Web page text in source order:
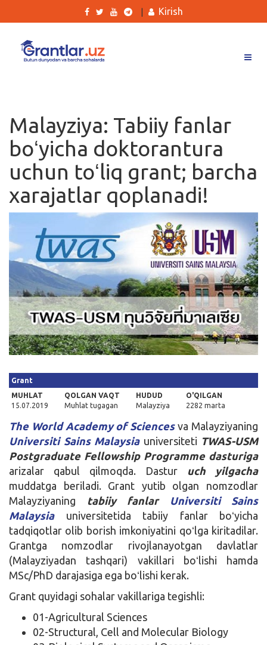
Ishlar
Kurslar
Blog
Yana
Qidirish
Kirish
Kirish
Malayziya: Tabiiy fanlar
boʻyicha doktorantura
uchun toʻliq grant; barcha
xarajatlar qoplanadi!
Grant
MUHLAT
15.07.2019
QOLGAN VAQT
Muhlat tugagan
HUDUD
Malayziya
O'QILGAN
2282 marta
The World Academy of Sciencesva Malayziyaning
Universiti Sains Malaysia universiteti TWAS-USM
Postgraduate Fellowship Programme dasturiga
arizalar qabul qilmoqda. Dastur uch yilgacha
muddatga beriladi. Grant yutib olgan nomzodlar
Malayziyaning
tabiiy fanlar
Universiti Sains
Malaysiauniversitetida tabiiy fanlar boʻyicha
tadqiqotlar olib borish imkoniyatini qoʻlga kiritadilar.
Grantga nomzodlar rivojlanayotgan davlatlar
(Malayziyadan tashqari) vakillari boʻlishi hamda
MSc/PhD darajasiga ega boʻlishi kerak.
Grant quyidagi sohalar vakillariga tegishli:
01-Agricultural Sciences
02-Structural, Cell and Molecular Biology